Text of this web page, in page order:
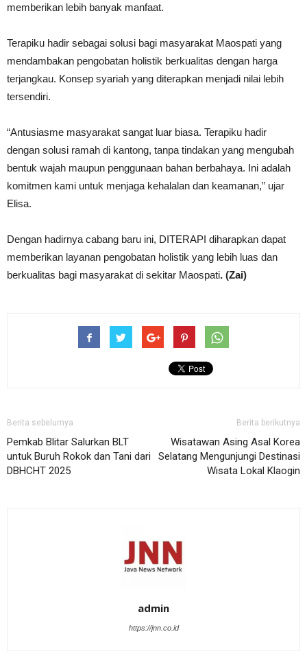
memberikan lebih banyak manfaat.
Terapiku hadir sebagai solusi bagi masyarakat Maospati yang
mendambakan pengobatan holistik berkualitas dengan harga
terjangkau. Konsep syariah yang diterapkan menjadi nilai lebih
tersendiri.
“Antusiasme masyarakat sangat luar biasa. Terapiku hadir
dengan solusi ramah di kantong, tanpa tindakan yang mengubah
bentuk wajah maupun penggunaan bahan berbahaya. Ini adalah
komitmen kami untuk menjaga kehalalan dan keamanan,” ujar
Elisa.
Dengan hadirnya cabang baru ini, DITERAPI diharapkan dapat
memberikan layanan pengobatan holistik yang lebih luas dan
berkualitas bagi masyarakat di sekitar Maospati. (Zai)
Berita sebelumya
Pemkab Blitar Salurkan BLT
untuk Buruh Rokok dan Tani dari
DBHCHT 2025
Berita berikutnya
Wisatawan Asing Asal Korea
Selatang Mengunjungi Destinasi
Wisata Lokal Klaogin
admin
https://jnn.co.id